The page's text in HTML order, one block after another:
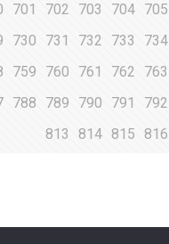
701 702 703 704 705
730 731 732 733 734
759 760 761 762 763
788 789 790 791 792
813
814 815 816